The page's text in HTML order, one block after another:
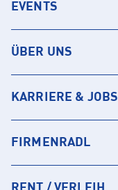
EVENTS
ÜBER UNS
KARRIERE & JOBS
FIRMENRADL